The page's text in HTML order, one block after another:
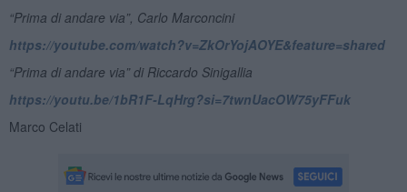
“Prima di andare via”, Carlo Marconcini
https://youtube.com/watch?v=ZkOrYojAOYE&feature=shared
“Prima di andare via” di Riccardo Sinigallia
https://youtu.be/1bR1F-LqHrg?si=7twnUacOW75yFFuk
Marco Celati